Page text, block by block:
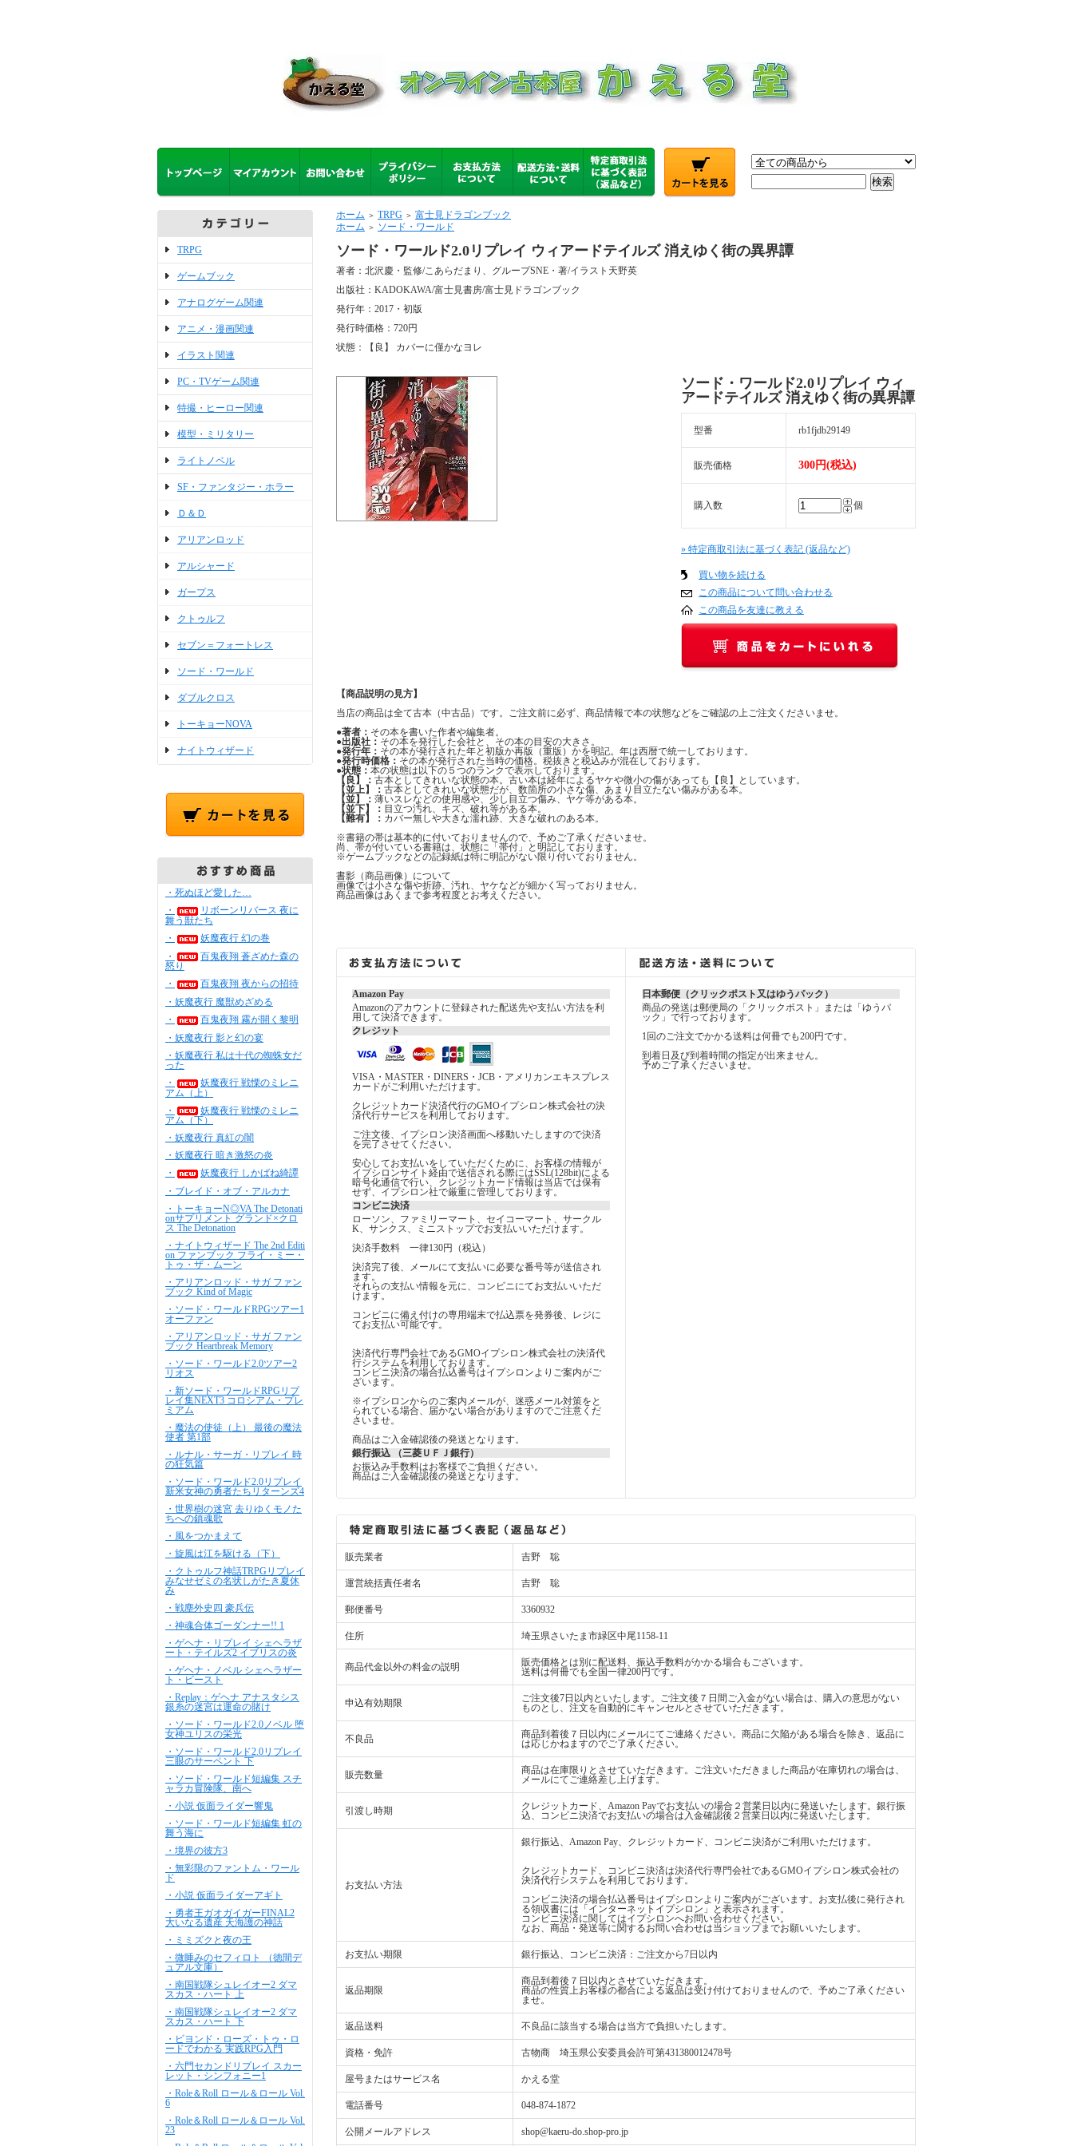
TRPG
ゲームブック
アナログゲーム関連
アニメ・漫画関連
イラスト関連
PC・TVゲーム関連
特撮・ヒーロー関連
模型・ミリタリー
ライトノベル
SF・ファンタジー・ホラー
Ｄ＆Ｄ
アリアンロッド
アルシャード
ガープス
クトゥルフ
セブン＝フォートレス
ソード・ワールド
ダブルクロス
トーキョーNOVA
ナイトウィザード
・死ぬほど愛した…
・
リボーンリバース 夜に
舞う獣たち
・
妖魔夜行 幻の巻
・
百鬼夜翔 蒼ざめた森の
怒り
・
百鬼夜翔 夜からの招待
・妖魔夜行 魔獣めざめる
・
百鬼夜翔 霧が開く黎明
・妖魔夜行 影と幻の宴
・妖魔夜行 私は十代の蜘蛛女だ
った
・
妖魔夜行 戦慄のミレニ
アム（上）
・
妖魔夜行 戦慄のミレニ
アム（下）
・妖魔夜行 真紅の闇
・妖魔夜行 暗き激怒の炎
・
妖魔夜行 しかばね綺譚
・ブレイド・オブ・アルカナ
・トーキョーN◎VA The Detonati
onサプリメント グランド×クロ
ス The Detonation
・ナイトウィザード The 2nd Editi
on ファンブック フライ・ミー・
トゥ・ザ・ムーン
・アリアンロッド・サガ ファン
ブック Kind of Magic
・ソード・ワールドRPGツアー1
オーファン
・アリアンロッド・サガ ファン
ブック Heartbreak Memory
・ソード・ワールド2.0ツアー2
リオス
・新ソード・ワールドRPGリプ
レイ集NEXT3 コロシアム・プレ
ミアム
・魔法の使徒（上） 最後の魔法
使者 第1部
・ルナル・サーガ・リプレイ 時
の狂気篇
・ソード・ワールド2.0リプレイ
新米女神の勇者たちリターンズ4
・世界樹の迷宮 去りゆくモノた
ちへの鎮魂歌
・風をつかまえて
・旋風は江を駆ける（下）
・クトゥルフ神話TRPGリプレイ
みなせゼミの名状しがたき夏休
み
・戦塵外史四 豪兵伝
・神魂合体ゴーダンナー!! 1
・ゲヘナ・リプレイ シェヘラザ
ート・テイルズ2 イブリスの炎
・ゲヘナ・ノベル シェヘラザー
ト・ビースト
・Replay：ゲヘナ アナスタシス
銀糸の迷宮は運命の賭け
・ソード・ワールド2.0ノベル 堕
女神ユリスの栄光
・ソード・ワールド2.0リプレイ
三眼のサーペント 下
・ソード・ワールド短編集 スチ
ャラカ冒険隊、南へ
・小説 仮面ライダー響鬼
・ソード・ワールド短編集 虹の
舞う海に
・境界の彼方3
・無彩限のファントム・ワール
ド
・小説 仮面ライダーアギト
・勇者王ガオガイガーFINAL2
大いなる遺産 天海護の神話
・ミミズクと夜の王
・微睡みのセフィロト （徳間デ
ュアル文庫）
・南国戦隊シュレイオー2 ダマ
スカス・ハート 上
・南国戦隊シュレイオー2 ダマ
スカス・ハート 下
・ビヨンド・ローズ・トゥ・ロ
ードでわかる 実践RPG入門
・六門セカンドリプレイ スカー
レット・シンフォニー1
・Role＆Roll ロール＆ロール Vol.
6
・Role＆Roll ロール＆ロール Vol.
23
ホーム ＞ TRPG ＞ 富士見ドラゴンブック
ホーム ＞ ソード・ワールド
ソード・ワールド2.0リプレイ ウィアードテイルズ 消えゆく街の異界譚
著者：北沢慶・監修/こあらだまり、グループSNE・著/イラスト天野英
出版社：KADOKAWA/富士見書房/富士見ドラゴンブック
発行年：2017・初版
発行時価格：720円
状態：【良】 カバーに僅かなヨレ
ソード・ワールド2.0リプレイ ウィ
アードテイルズ 消えゆく街の異界譚
型番 rb1fjdb29149
販売価格 300円(税込)
購入数 個
» 特定商取引法に基づく表記 (返品など)
買い物を続ける
この商品について問い合わせる
この商品を友達に教える
【商品説明の見方】
当店の商品は全て古本（中古品）です。ご注文前に必ず、商品情報で本の状態などをご確認の上ご注文くださいませ。
●著者： その本を書いた作者や編集者。
●出版社： その本を発行した会社と、その本の目安の大きさ。
●発行年： その本が発行された年と初版か再版（重版）かを明記。年は西暦で統一しております。
●発行時価格： その本が発行された当時の価格。税抜きと税込みが混在しております。
●状態： 本の状態は以下の５つのランクで表示しております。
【良】： 古本としてきれいな状態の本。古い本は経年によるヤケや微小の傷があっても【良】としています。
【並上】： 古本としてきれいな状態だが、数箇所の小さな傷、あまり目立たない傷みがある本。
【並】： 薄いスレなどの使用感や、少し目立つ傷み、ヤケ等がある本。
【並下】： 目立つ汚れ、キズ、破れ等がある本。
【難有】： カバー無しや大きな濡れ跡、大きな破れのある本。
※書籍の帯は基本的に付いておりませんので、予めご了承くださいませ。
尚、帯が付いている書籍は、状態に「帯付」と明記しております。
※ゲームブックなどの記録紙は特に明記がない限り付いておりません。
書影（商品画像）について
画像では小さな傷や折跡、汚れ、ヤケなどが細かく写っておりません。
商品画像はあくまで参考程度とお考えください。
Amazon Pay
Amazonのアカウントに登録された配送先や支払い方法を利
用して決済できます。
クレジット
VISA・MASTER・DINERS・JCB・アメリカンエキスプレス
カードがご利用いただけます。
クレジットカード決済代行のGMOイプシロン株式会社の決
済代行サービスを利用しております。
ご注文後、イプシロン決済画面へ移動いたしますので決済
を完了させてください。
安心してお支払いをしていただくために、お客様の情報が
イプシロンサイト経由で送信される際にはSSL(128bit)による
暗号化通信で行い、クレジットカード情報は当店では保有
せず、イプシロン社で厳重に管理しております。
コンビニ決済
ローソン、ファミリーマート、セイコーマート、サークル
K、サンクス、ミニストップでお支払いいただけます。
決済手数料 一律130円（税込）
決済完了後、メールにて支払いに必要な番号等が送信され
ます。
それらの支払い情報を元に、コンビニにてお支払いいただ
けます。
コンビニに備え付けの専用端末で払込票を発券後、レジに
てお支払い可能です。
決済代行専門会社であるGMOイプシロン株式会社の決済代
行システムを利用しております。
コンビニ決済の場合払込番号はイプシロンよりご案内がご
ざいます。
※イプシロンからのご案内メールが、迷惑メール対策をと
られている場合、届かない場合がありますのでご注意くだ
さいませ。
商品はご入金確認後の発送となります。
銀行振込 （三菱ＵＦＪ銀行）
お振込み手数料はお客様でご負担ください。
商品はご入金確認後の発送となります。
日本郵便（クリックポスト又はゆうパック）
商品の発送は郵便局の「クリックポスト」または「ゆうパ
ック」で行っております。
1回のご注文でかかる送料は何冊でも200円です。
到着日及び到着時間の指定が出来ません。
予めご了承くださいませ。
販売業者 吉野 聡
運営統括責任者名 吉野 聡
郵便番号 3360932
住所 埼玉県さいたま市緑区中尾1158-11
商品代金以外の料金の説明
販売価格とは別に配送料、振込手数料がかかる場合もございます。
送料は何冊でも全国一律200円です。
申込有効期限
ご注文後7日以内といたします。ご注文後７日間ご入金がない場合は、購入の意思がない
ものとし、注文を自動的にキャンセルとさせていただきます。
不良品
商品到着後７日以内にメールにてご連絡ください。商品に欠陥がある場合を除き、返品に
は応じかねますのでご了承ください。
販売数量
商品は在庫限りとさせていただきます。ご注文いただきました商品が在庫切れの場合は、
メールにてご連絡差し上げます。
引渡し時期
クレジットカード、Amazon Payでお支払いの場合２営業日以内に発送いたします。銀行振
込、コンビニ決済でお支払いの場合は入金確認後２営業日以内に発送いたします。
お支払い方法
銀行振込、Amazon Pay、クレジットカード、コンビニ決済がご利用いただけます。
クレジットカード、コンビニ決済は決済代行専門会社であるGMOイプシロン株式会社の
決済代行システムを利用しております。
コンビニ決済の場合払込番号はイプシロンよりご案内がございます。お支払後に発行され
る領収書には「インターネットイプシロン」と表示されます。
コンビニ決済に関してはイプシロンへお問い合わせください。
なお、商品・発送等に関するお問い合わせは当ショップまでお願いいたします。
お支払い期限 銀行振込、コンビニ決済：ご注文から7日以内
返品期限
商品到着後７日以内とさせていただきます。
商品の性質上お客様の都合による返品は受け付けておりませんので、予めご了承ください
ませ。
返品送料 不良品に該当する場合は当方で負担いたします。
資格・免許 古物商 埼玉県公安委員会許可第431380012478号
屋号またはサービス名 かえる堂
電話番号 048-874-1872
公開メールアドレス shop@kaeru-do.shop-pro.jp